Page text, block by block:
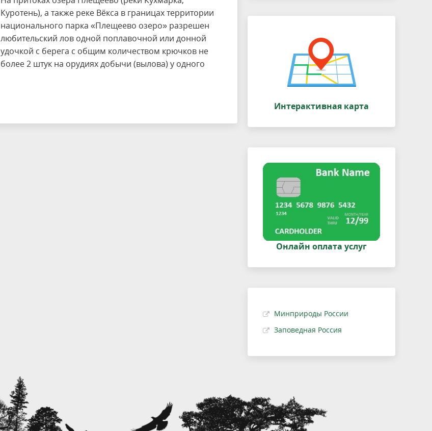
Куротень), а также реке Вёкса в границах территории
национального парка «Плещеево озеро» разрешен
любительский лов одной поплавочной или донной
удочкой с берега с общим количеством крючков не
более 2 штук на орудиях добычи (вылова) у одного
Интерактивная карта
Онлайн оплата услуг
Минприроды России
Заповедная Россия